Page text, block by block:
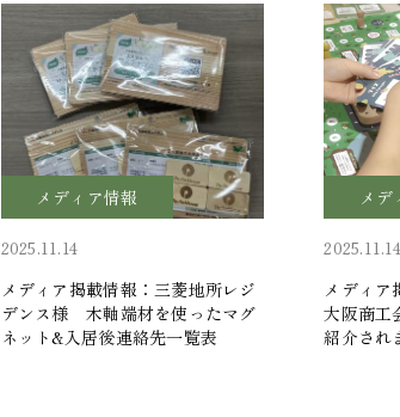
メディア情報
2025.11.14
メディア掲載情報：三菱地所レジ
デンス様 木軸端材を使ったマグ
ネット&入居後連絡先一覧表
メデ
2025.11.14
メディ
大阪商工
紹介され